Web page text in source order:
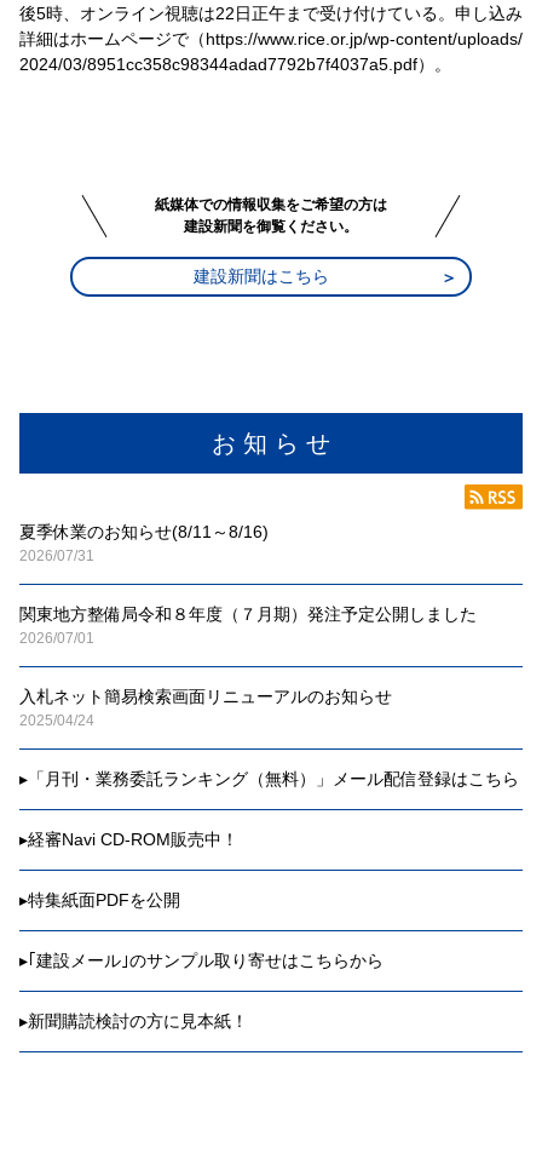
お 知 ら せ
夏季休業のお知らせ(8/11～8/16)
2026/07/31
関東地方整備局令和８年度（７月期）発注予定公開しました
2026/07/01
入札ネット簡易検索画面リニューアルのお知らせ
2025/04/24
▸ 「月刊・業務委託ランキング（無料）」メール配信登録はこちら
▸経審Navi CD-ROM販売中！
▸特集紙面PDFを公開
▸ ｢建設メール｣のサンプル取り寄せはこちらから
▸新聞購読検討の方に見本紙！
後5時、オンライン視聴は22日正午まで受け付けている。申し込み
詳細はホームページで（https://www.rice.or.jp/wp-content/uploads/
2024/03/8951cc358c98344adad7792b7f4037a5.pdf）。
紙媒体での情報収集をご希望の方は
建設新聞を御覧ください。
建設新聞はこちら